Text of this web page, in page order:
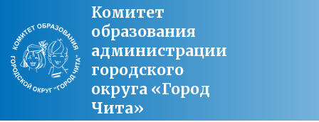
Комитет
образования
администрации
городского
округа «Город
Чита»